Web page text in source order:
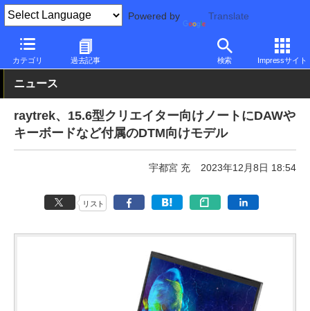
Powered by Translate
カテゴリ 過去記事 検索 Impressサイト
PC Watch パソコン/タブレット/スマートフォン ノートパソコン
ニュース
raytrek、15.6型クリエイター向けノートにDAWや
キーボードなど付属のDTM向けモデル
宇都宮 充 2023年12月8日 18:54
リスト